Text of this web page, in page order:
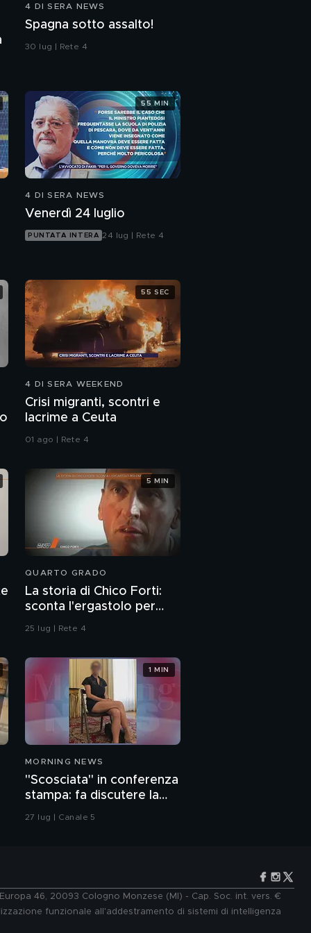
L'intercettazione di
L'intercettazione dei
tre arrestati
Le bugie degli assassini
Laura
protagoniste
Schiacciatine di tonno
e ceci
4 DI SERA NEWS
Spagna sotto assalto!
30 lug | Rete 4
4 DI SERA NEWS
Venerdì 24 luglio
PUNTATA INTERA 24 lug | Rete 4
55 MIN
4 DI SERA WEEKEND
Crisi migranti, scontri e
lacrime a Ceuta
01 ago | Rete 4
55 SEC
QUARTO GRADO
La storia di Chico Forti:
sconta l'ergastolo per
omicidio
25 lug | Rete 4
5 MIN
MORNING NEWS
"Scosciata" in conferenza
stampa: fa discutere la
vicesindaca di Livorno
27 lug | Canale 5
1 MIN
46, 20093 Cologno Monzese (MI) - Cap. Soc. int. vers. €
funzionale all'addestramento di sistemi di intelligenza